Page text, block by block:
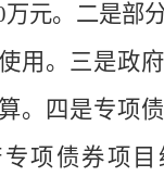
万元。二是部
用 。三是政
。四是专项
项债券项